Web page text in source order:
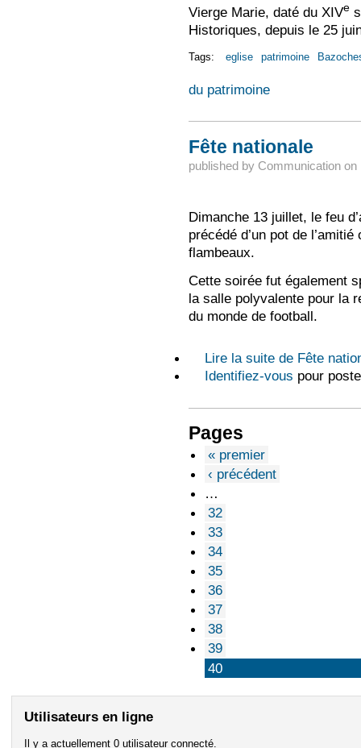
Vierge Marie, daté du XIVe
Historiques, depuis le 25
Tags: eglise patrimoine
du patrimoine
Fête nationale
published by Communicationon
Dimanche 13 juillet, le feu
précédé d’un pot de
flambeaux.
Cette soirée fut également
la salle polyvalente pour la
du monde de football.
Lire la suitede Fête
Identifiez-vous pour
Pages
« premier
‹ précédent
…
32
33
34
35
36
37
38
39
40
Utilisateurs en ligne
Il y a actuellement 0 utilisateur connecté.